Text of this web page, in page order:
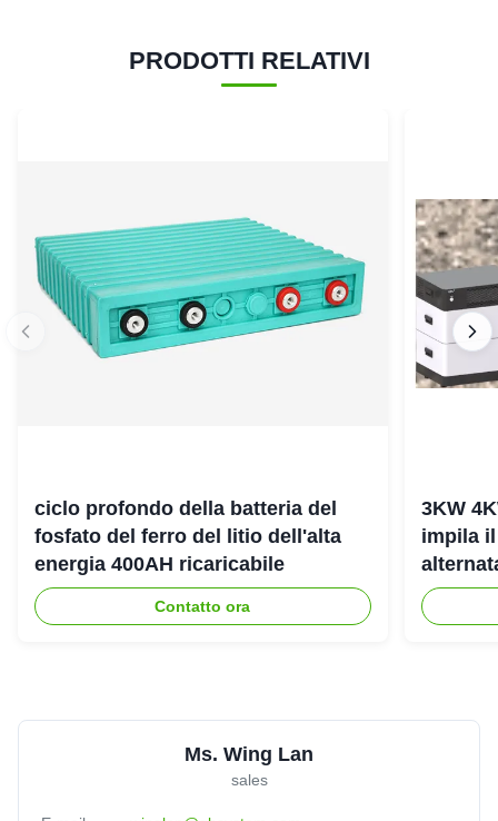
PRODOTTI RELATIVI
ciclo profondo della batteria del
fosfato del ferro del litio dell'alta
energia 400AH ricaricabile
Contatto ora
3KW
impila
Ms. Wing Lan
sales